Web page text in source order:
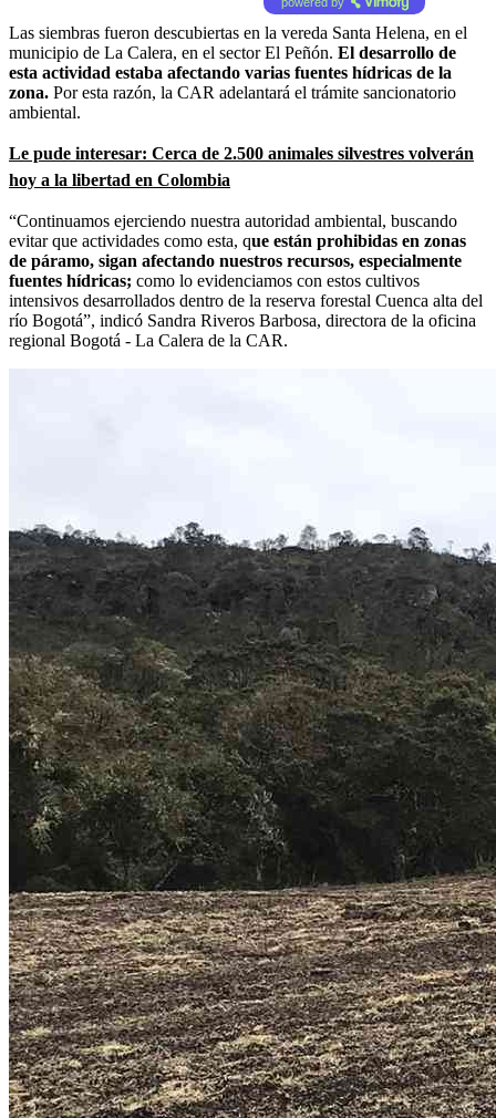
Las siembras fueron descubiertas en la vereda Santa Helena, en el
municipio de La Calera, en el sector El Peñón. El desarrollo de
esta actividad estaba afectando varias fuentes hídricas de la
zona. Por esta razón, la CAR adelantará el trámite sancionatorio
ambiental.
Le pude interesar: Cerca de 2.500 animales silvestres volverán
hoy a la libertad en Colombia
“Continuamos ejerciendo nuestra autoridad ambiental, buscando
evitar que actividades como esta, que están prohibidas en zonas
de páramo, sigan afectando nuestros recursos, especialmente
fuentes hídricas; como lo evidenciamos con estos cultivos
intensivos desarrollados dentro de la reserva forestal Cuenca alta del
río Bogotá”, indicó Sandra Riveros Barbosa, directora de la oficina
regional Bogotá - La Calera de la CAR.